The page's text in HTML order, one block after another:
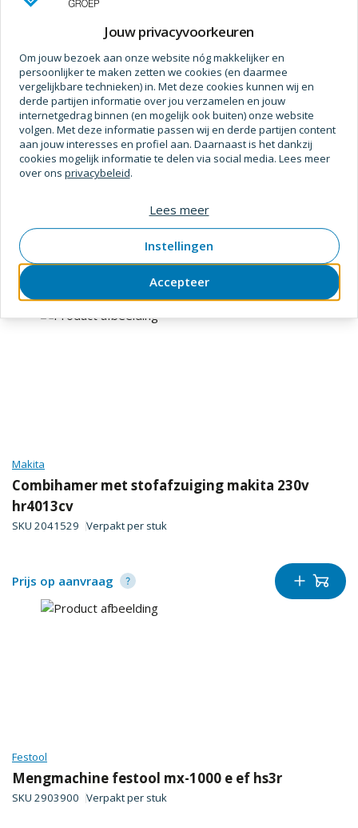
Cirkelzaagmach makita sp6000j1x + rail
SKU2170573 Verpakt perstuk
Prijs op aanvraag
Makita
Combihamer met stofafzuiging makita 230v
hr4013cv
SKU 2041529 Verpakt per stuk
Prijs op aanvraag
Festool
Mengmachine festool mx-1000 e ef hs3r
SKU 2903900 Verpakt per stuk
Jouw privacyvoorkeuren
Om jouw bezoek aan onze website nóg makkelijker en
persoonlijker te maken zetten we cookies (en daarmee
vergelijkbare technieken) in. Met deze cookies kunnen wij en
derde partijen informatie over jou verzamelen en jouw
internetgedrag binnen (en mogelijk ook buiten) onze website
volgen. Met deze informatie passen wij en derde partijen content
aan jouw interesses en profiel aan. Daarnaast is het dankzij
cookies mogelijk informatie te delen via social media. Lees meer
over ons privacybeleid.
Accepteer
Instellingen
Lees meer